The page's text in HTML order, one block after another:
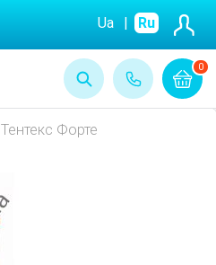
0
Ua | Ru
Тентекс Форте